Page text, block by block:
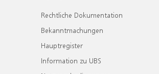
Rechtliche Dokumentation
Bekanntmachungen
Hauptregister
Information zu UBS